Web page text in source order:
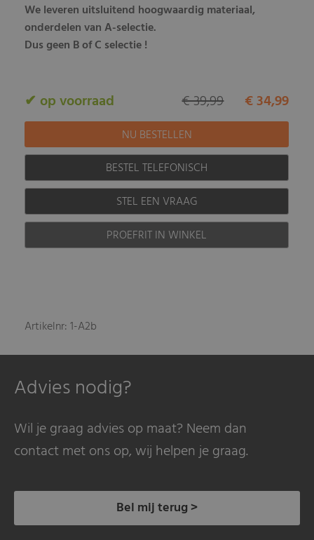
We leveren uitsluitend hoogwaardig materiaal,
onderdelen van A-selectie.
Dus geen B of C selectie !
✔ op voorraad € 34,99
€ 39,99
BESTEL TELEFONISCH
STEL EEN VRAAG
PROEFRIT IN WINKEL
Artikelnr: 1-A2b
Advies nodig?
Wil je graag advies op maat? Neem dan
contact met ons op, wij helpen je graag.
Bel mij terug >